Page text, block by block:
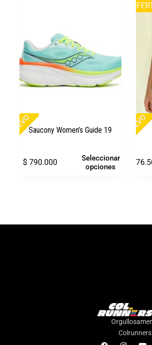
NUEVOSaucony Women’s Guide 19
$790.000
Seleccionar
opciones
NUEVO
Colrunners